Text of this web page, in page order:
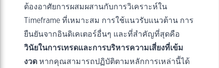
ต้องอาศัยการผสมผสานกับการวิเคราะห์ใน
Timeframe ที่เหมาะสม การใช้แนวรับแนวต้าน การ
ยืนยันจากอินดิเคเตอร์อื่นๆ และที่สำคัญที่สุดคือ
วินัยในการเทรดและการบริหารความเสี่ยงที่เข้ม
งวด หากคุณสามารถปฏิบัติตามหลักการเหล่านี้ได้